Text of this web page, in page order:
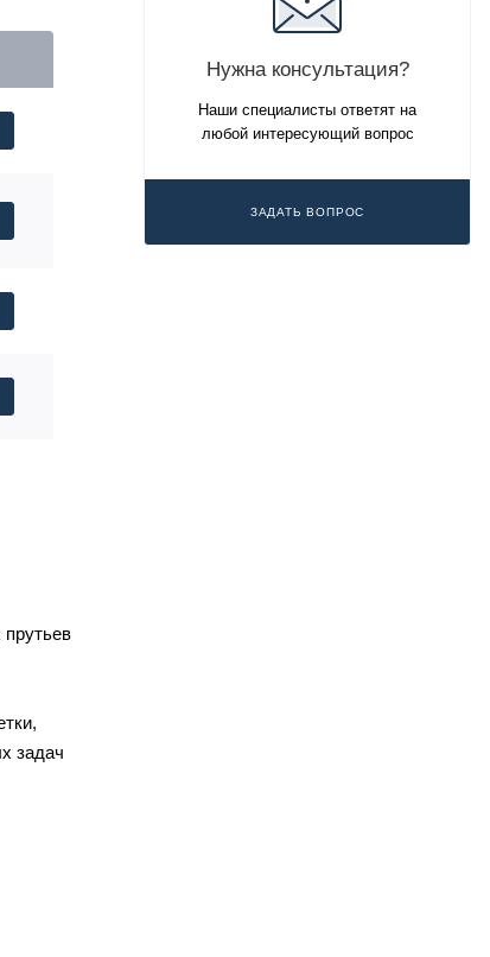
Нужна консультация?
Наши специалисты ответят на
любой интересующий вопрос
ЗАДАТЬ ВОПРОС
прутьев
задач